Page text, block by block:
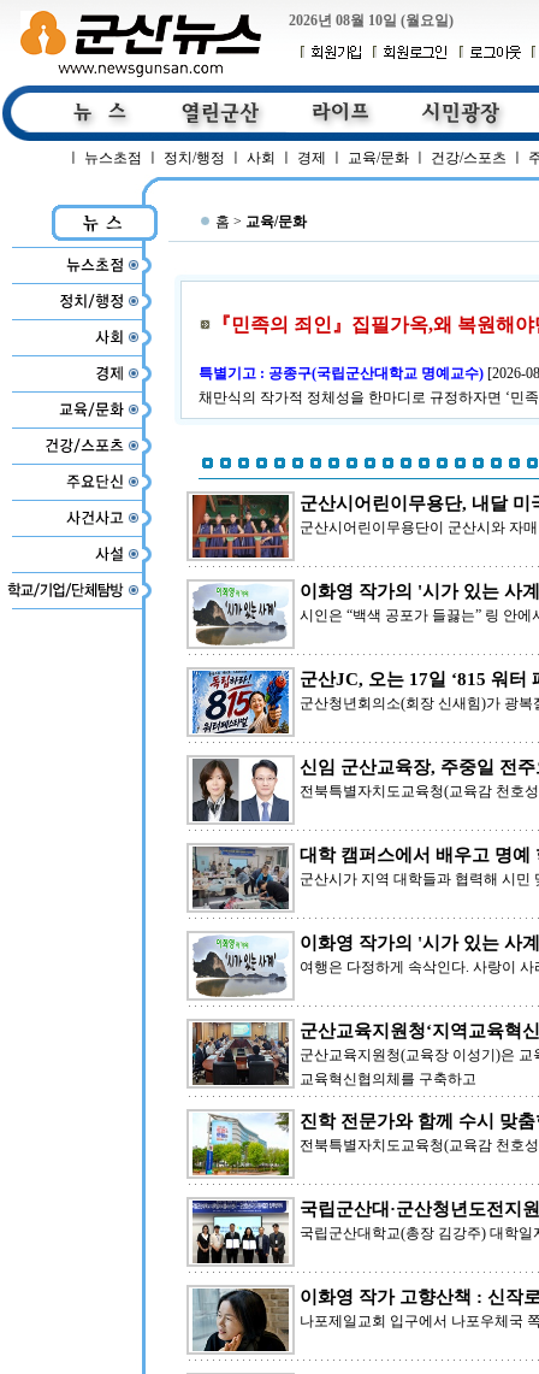
2026년 08월 10일 (월요일)
뉴스초점 정치/행정 사회 경제 교육/문화 건강/스포츠
홈 > 교육/문화
『민족의 죄인』집필가옥,왜 복원해
특별기고 : 공종구(국립군산대학교 명예교수) [2026-
채만식의 작가적 정체성을 한마디로 규정하자면 ‘민
군산시어린이무용단, 내달 미
군산시어린이무용단이 군산시와 자
이화영 작가의 '시가 있는 사
시인은 “백색 공포가 들끓는” 링 안
군산JC, 오는 17일 ‘815 워터
군산청년회의소(회장 신새힘)가 광
신임 군산교육장, 주중일 전
전북특별자치도교육청(교육감 천호
대학 캠퍼스에서 배우고 명예
군산시가 지역 대학들과 협력해 시민
이화영 작가의 '시가 있는 사
여행은 다정하게 속삭인다. 사랑이
군산교육지원청‘지역교육혁
군산교육지원청(교육장 이성기)은
교육혁신협의체를 구축하고
진학 전문가와 함께 수시 맞
전북특별자치도교육청(교육감 천호
국립군산대·군산청년도전지
국립군산대학교(총장 김강주) 대학
이화영 작가 고향산책 : 신작
나포제일교회 입구에서 나포우체국